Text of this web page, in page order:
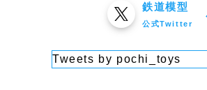
鉄道模型
公式Twitter
Tweets by pochi_toys